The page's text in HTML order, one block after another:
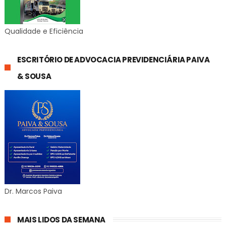
Qualidade e Eficiência
ESCRITÓRIO DE ADVOCACIA PREVIDENCIÁRIA PAIVA
& SOUSA
Dr. Marcos Paiva
MAIS LIDOS DA SEMANA